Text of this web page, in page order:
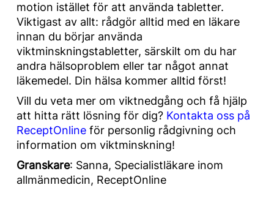
motion istället för att använda tabletter.
Viktigast av allt: rådgör alltid med en läkare
innan du börjar använda
viktminskningstabletter, särskilt om du har
andra hälsoproblem eller tar något annat
läkemedel. Din hälsa kommer alltid först!
Vill du veta mer om viktnedgång och få hjälp
att hitta rätt lösning för dig? Kontakta oss på
ReceptOnline för personlig rådgivning och
information om viktminskning!
Granskare: Sanna, Specialistläkare inom
allmänmedicin, ReceptOnline